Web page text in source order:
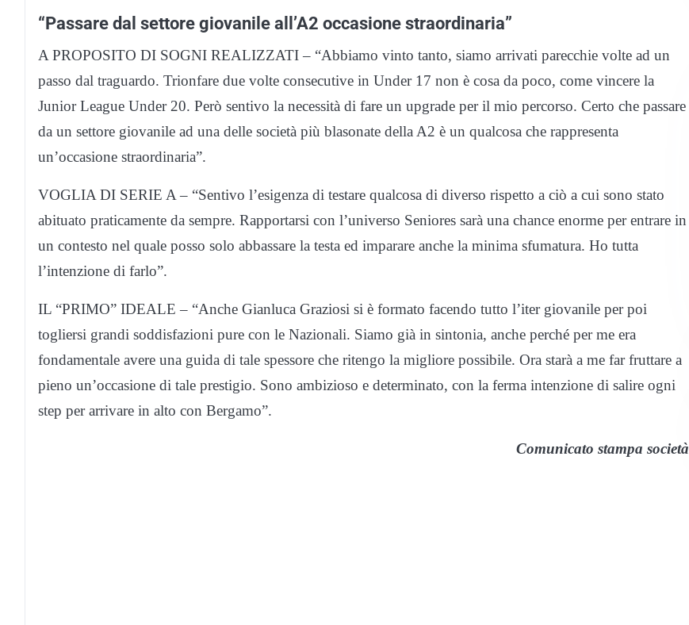
“Passare dal settore giovanile all’A2 occasione straordinaria”
A PROPOSITO DI SOGNI REALIZZATI – “Abbiamo vinto tanto, siamo arrivati parecchie volte ad un
passo dal traguardo. Trionfare due volte consecutive in Under 17 non è cosa da poco, come vincere la
Junior League Under 20. Però sentivo la necessità di fare un upgrade per il mio percorso. Certo che passare
da un settore giovanile ad una delle società più blasonate della A2 è un qualcosa che rappresenta
un’occasione straordinaria”.
VOGLIA DI SERIE A – “Sentivo l’esigenza di testare qualcosa di diverso rispetto a ciò a cui sono stato
abituato praticamente da sempre. Rapportarsi con l’universo Seniores sarà una chance enorme per entrare in
un contesto nel quale posso solo abbassare la testa ed imparare anche la minima sfumatura. Ho tutta
l’intenzione di farlo”.
IL “PRIMO” IDEALE – “Anche Gianluca Graziosi si è formato facendo tutto l’iter giovanile per poi
togliersi grandi soddisfazioni pure con le Nazionali. Siamo già in sintonia, anche perché per me era
fondamentale avere una guida di tale spessore che ritengo la migliore possibile. Ora starà a me far fruttare a
pieno un’occasione di tale prestigio. Sono ambizioso e determinato, con la ferma intenzione di salire ogni
step per arrivare in alto con Bergamo”.
Comunicato stampa società